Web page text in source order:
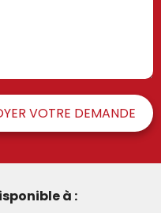
VOTRE DEMANDE
à :